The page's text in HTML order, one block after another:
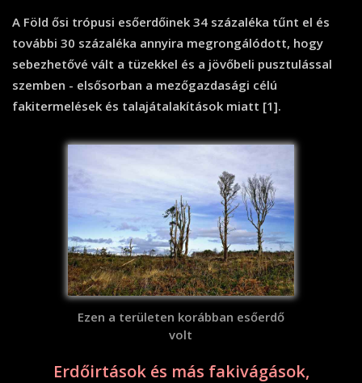
A Föld ősi trópusi esőerdőinek 34 százaléka tűnt el és
további 30 százaléka annyira megrongálódott, hogy
sebezhetővé vált a tüzekkel és a jövőbeli pusztulással
szemben - elsősorban a mezőgazdasági célú
fakitermelések és talajátalakítások miatt [1].
Ezen a területen korábban esőerdő
volt
Erdőirtások és más fakivágások,